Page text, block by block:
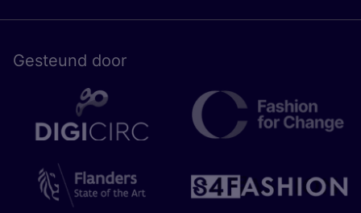
Gesteund door